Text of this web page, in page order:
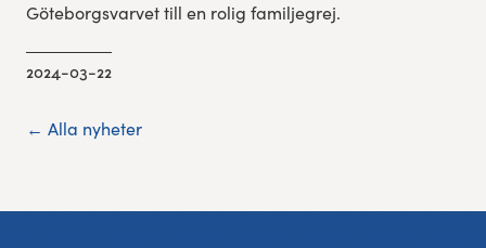
Göteborgsvarvet till en rolig familjegrej.
2024-03-22
← Alla nyheter